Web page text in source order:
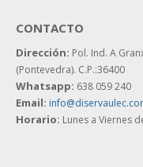
CONTACTO
Dirección: Pol. Ind. A
(Pontevedra). C.P.:36400
Whatsapp: 638 059 240
Email:
Horario: Lunes a Viernes